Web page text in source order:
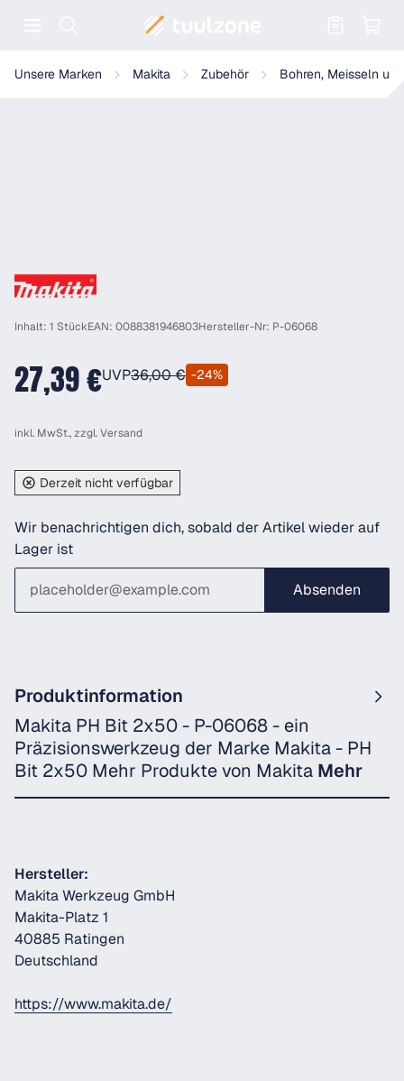
Unsere Marken Makita Zubehör Bohren, Meisseln
Makita PH Bit 2x50 - P-06068
Inhalt: 1 StückEAN: 0088381946803Hersteller-Nr: P-06068
27,39 €UVP36,00 € -24%
inkl. MwSt., zzgl.Versand
Derzeit nicht verfügbar
Wir benachrichtigen dich, sobald der Artikel wieder auf
Lager ist
Absenden
Produktinformation
Makita PH Bit 2x50 - P-06068 - ein
Präzisionswerkzeug der Marke Makita - PH
Bit 2x50 Mehr Produkte von Makita Mehr
Hersteller:
Makita Werkzeug GmbH
Makita-Platz 1
40885 Ratingen
Deutschland
https://www.makita.de/